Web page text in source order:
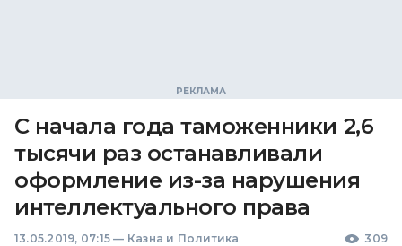
С начала года таможенники 2,6
тысячи раз останавливали
оформление из-за нарушения
интеллектуального права
13.05.2019, 07:15 — Казна и Политика 309